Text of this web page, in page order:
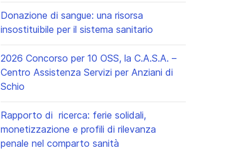
Donazione di sangue: una risorsa
insostituibile per il sistema sanitario
2026 Concorso per 10 OSS, la C.A.S.A. –
Centro Assistenza Servizi per Anziani di
Schio
Rapporto di ricerca: ferie solidali,
monetizzazione e profili di rilevanza
penale nel comparto sanità